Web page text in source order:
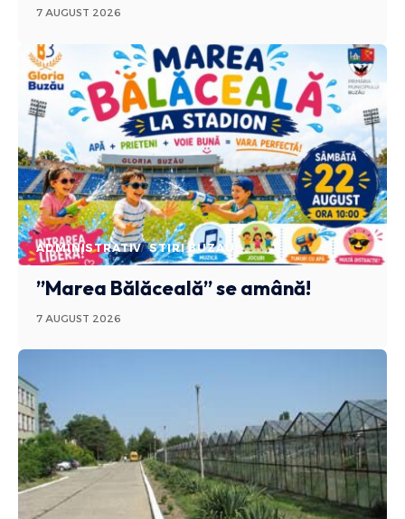
7 AUGUST 2026
ADMINISTRATIV STIRI BUZAU
”Marea Bălăceală” se amână!
7 AUGUST 2026